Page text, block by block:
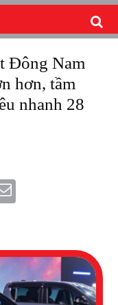
hơn, tầm
nhanh 28